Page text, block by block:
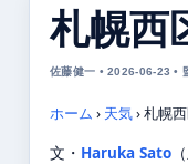
札幌西
佐藤健一 • 2026-06-23 •
ホーム › 天気›札幌
文・ Haruka Sato